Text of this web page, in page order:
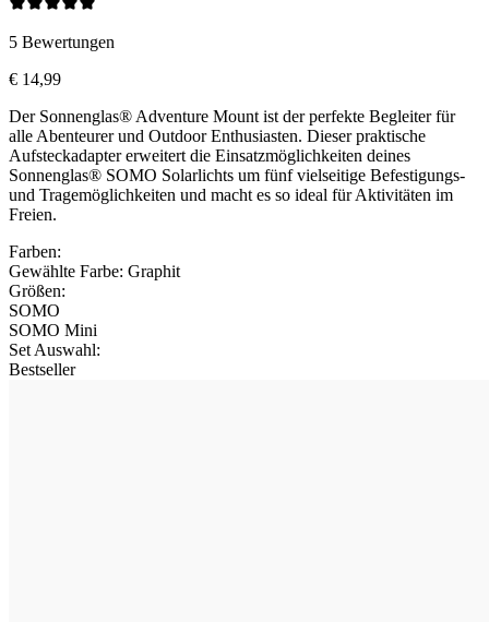
5 Bewertungen
€ 14,99
Der Sonnenglas® Adventure Mount ist der perfekte Begleiter für
alle Abenteurer und Outdoor Enthusiasten. Dieser praktische
Aufsteckadapter erweitert die Einsatzmöglichkeiten deines
Sonnenglas® SOMO Solarlichts um fünf vielseitige Befestigungs-
und Tragemöglichkeiten und macht es so ideal für Aktivitäten im
Freien.
Farben:
Gewählte Farbe: Graphit
Größen:
SOMO
SOMO Mini
Set Auswahl:
Bestseller